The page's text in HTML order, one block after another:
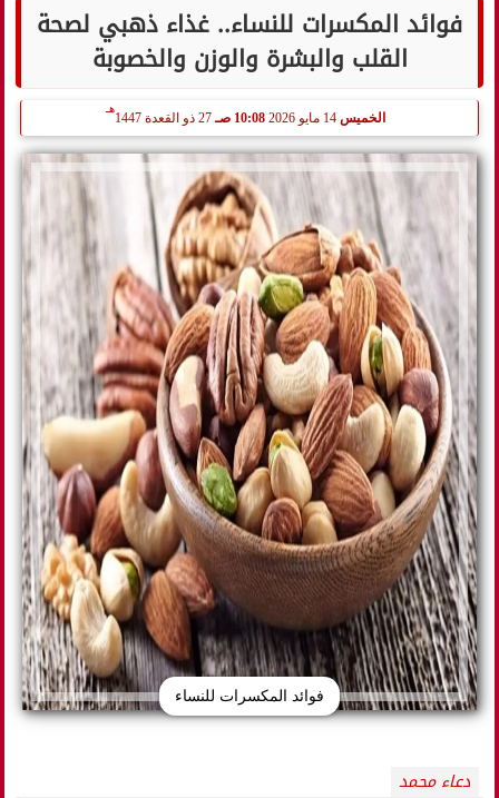
فوائد المكسرات للنساء.. غذاء ذهبي لصحة
القلب والبشرة والوزن والخصوبة
الخميس 14 مايو 2026 10:08 صـ 27 ذو القعدة 1447
هـ
فوائد المكسرات للنساء
دعاء محمد